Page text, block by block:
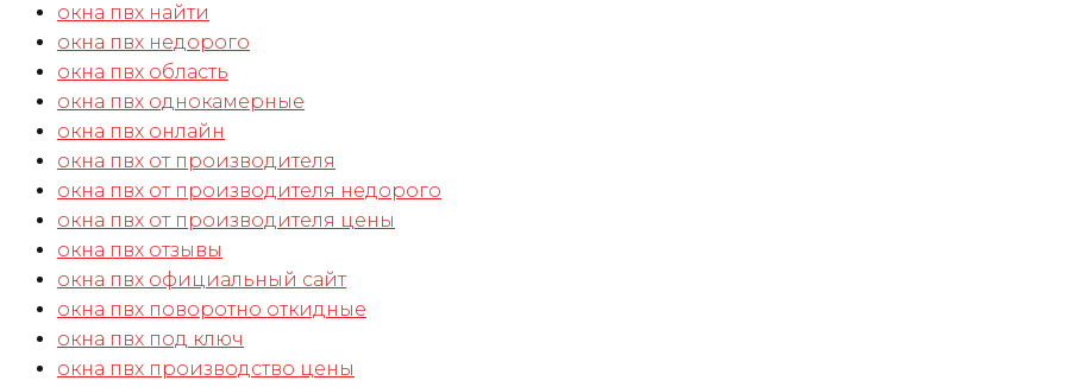
окна пвх найти
окна пвх недорого
окна пвх область
окна пвх однокамерные
окна пвх онлайн
окна пвх от производителя
окна пвх от производителя недорого
окна пвх от производителя цены
окна пвх отзывы
окна пвх официальный сайт
окна пвх поворотно откидные
окна пвх под ключ
окна пвх производство цены